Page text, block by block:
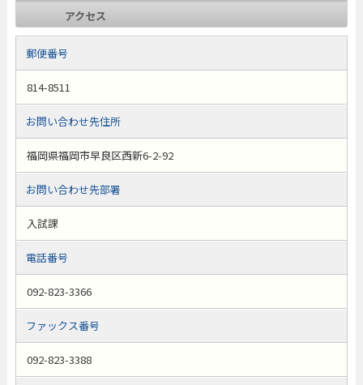
アクセス
郵便番号
814-8511
お問い合わせ先住所
福岡県福岡市早良区西新6-2-92
お問い合わせ先部署
入試課
電話番号
092-823-3366
ファックス番号
092-823-3388